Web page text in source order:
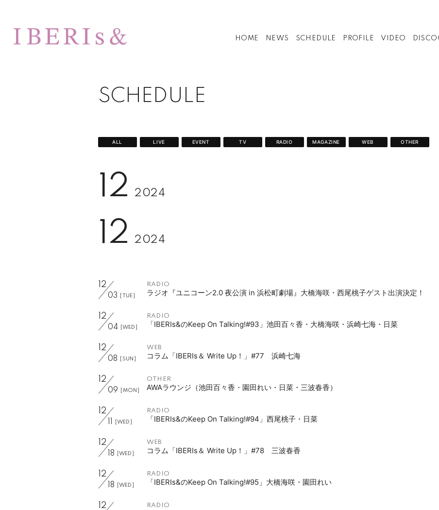
HOME NEWS SCHEDULE PROFILE VIDEO
SCHEDULE
ALL LIVE EVENT TV RADIO MAGAZINE WEB OTHER
12 2024
12 2024
12
03 [TUE]
RADIO
ラジオ『ユニコーン2.0 夜公演 in 浜松町劇場』大橋海咲・西尾桃子ゲスト出演決定！
12
04 [WED]
RADIO
「IBERIs&のKeep On Talking!#93」池田百々香・大橋海咲・浜崎七海・日菜
12
08 [SUN]
WEB
コラム「IBERIs＆ Write Up！」#77 浜崎七海
12
09 [MON]
OTHER
AWAラウンジ（池田百々香・園田れい・日菜・三波春香）
12
[WED]
RADIO
「IBERIs&のKeep On Talking!#94」西尾桃子・日菜
12
18 [WED]
WEB
コラム「IBERIs＆ Write Up！」#78 三波春香
12
18 [WED]
RADIO
「IBERIs&のKeep On Talking!#95」大橋海咲・園田れい
12 RADIO